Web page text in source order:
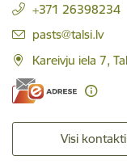
+371 26398234
E-pasts:
pasts@talsi.lv
Kareivju iela 7,
Visi kontakti